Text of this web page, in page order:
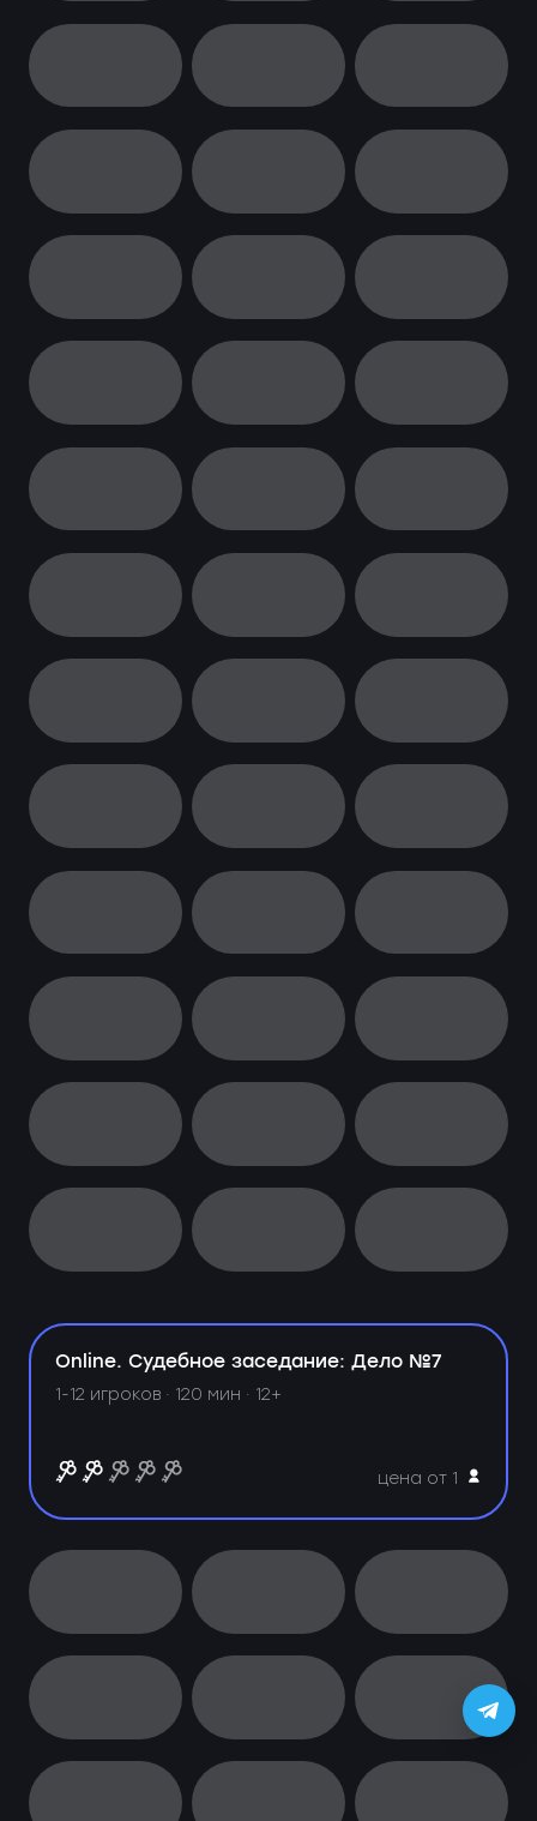
Online. Судебное заседание: Дело №7
1-12 игроков · 120 мин · 12+
цена от 1